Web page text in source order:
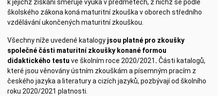
k jejichž získání směřuje výuka v předmětech, z nichž se podle
školského zákona koná maturitní zkouška v oborech středního
vzdělávání ukončených maturitní zkouškou.
Všechny níže uvedené katalogy jsou platné pro zkoušky
společné části maturitní zkoušky konané formou
didaktického testu ve školním roce 2020/2021 . Části katalogů,
které jsou věnovány ústním zkouškám a písemným pracím z
českého jazyka a literatury a cizích jazyků, pozbývají od školního
roku 2020/2021 platnosti.